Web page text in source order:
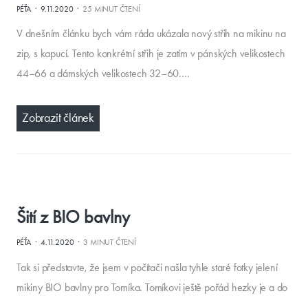
PÉŤA·9.11.2020· 25 MINUT ČTENÍ
V dnešním článku bych vám ráda ukázala nový střih na mikinu na
zip, s kapucí. Tento konkrétní střih je zatím v pánských velikostech
44–66 a dámských velikostech 32–60.…
Zobrazit článek
Šití z BIO bavlny
PÉŤA·4.11.2020· 3 MINUT ČTENÍ
Tak si představte, že jsem v počítači našla tyhle staré fotky jelení
mikiny BIO bavlny pro Tomíka. Tomíkovi ještě pořád hezky je a do